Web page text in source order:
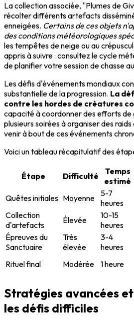
La collection associée, "Plumes de
récolter différents artefacts
enneigées. Certains de ces objets
des conditions météorologiques
les tempêtes de neige ou au
appris à suivre : consultez le cycle
de planifier votre session de chasse
Les défis d'événements mondiaux
substantielle de la progression. La
contre les hordes de créatures
capacité à coordonner des efforts de
plusieurs soirées à organiser des
venir à bout de ces événements
Voici un tableau récapitulatif des
Étape Difficulté
Temps
estimé
Quêtes initiales Moyenne
5-7
heures
Collection
d'artefacts
Élevée
10-15
heures
Épreuves du
Sanctuaire
Très
élevée
3-4
heures
Rituel final
Modérée 1 heure
Stratégies avancées
les défis difficiles